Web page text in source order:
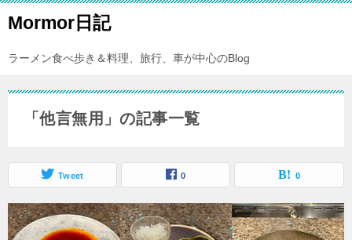
Mormor日記
ラーメン食べ歩き＆料理、旅行、車が中心のBlog
「他言無用」の記事一覧
Tweet 0 0